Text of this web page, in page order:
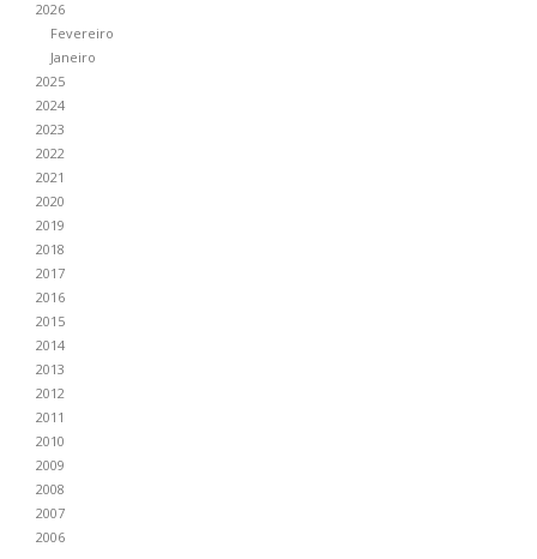
2026
Fevereiro
Janeiro
2025
2024
2023
2022
2021
2020
2019
2018
2017
2016
2015
2014
2013
2012
2011
2010
2009
2008
2007
2006